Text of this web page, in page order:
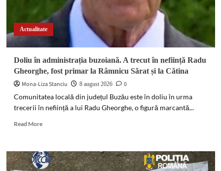
Actualitate
Doliu în administrația buzoiană. A trecut în neființă Radu
Gheorghe, fost primar la Râmnicu Sărat și la Cătina
Mona-Liza Stanciu
8 august 2026
0
Comunitatea locală din județul Buzău este în doliu în urma
trecerii în neființă a lui Radu Gheorghe, o figură marcantă...
Read MoreRead
Doliu
în
administrația